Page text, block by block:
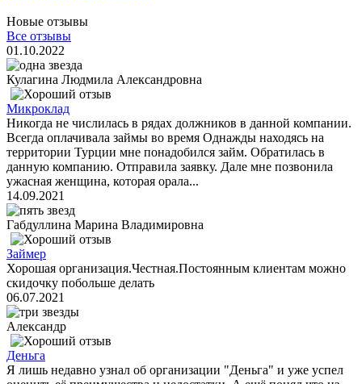
Новые отзывы
Все отзывы
01.10.2022
Кулагина Людмила Александровна
Микроклад
Никогда не числилась в рядах должников в данной компании.
Всегда оплачивала займы во время Однажды находясь на
территории Турции мне понадобился займ. Обратилась в
данную компанию. Отправила заявку. Дале мне позвонила
ужасная женщина, которая орала...
14.09.2021
Габдуллина Марина Владимировна
Займер
Хорошая организация.Честная.Постоянным клиентам можно
скидочку побольше делать
06.07.2021
Александр
Деньга
Я лишь недавно узнал об организации "Деньга" и уже успел